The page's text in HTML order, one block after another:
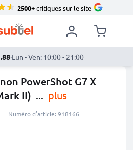
2500+critiques sur le site
·Lun - Ven: 10:00 - 21:00
PowerShot G7 X
II) ... plus
Numéro d’article: 918166